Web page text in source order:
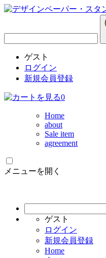
ゲスト
ログイン
新規会員登録
0
Home
about
Sale item
agreement
メニューを開く
ゲスト
ログイン
新規会員登録
Home